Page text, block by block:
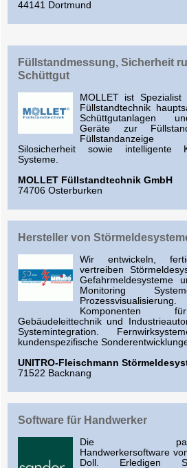
44141 Dortmund
Füllstandmessung, Sicherheit
Schüttgut
MOLLET ist Spezialist
Füllstandtechnik
Schüttgutanlagen
Geräte zur
Silosicherheit sowie intelligente
Systeme.
MOLLET Füllstandtechnik GmbH
74706 Osterburken
Hersteller von
Wir entwickeln,
vertreiben
Gefahrmeldesysteme
Monitoring
Komponenten
Gebäudeleittechnik und
Systemintegration.
kundenspezifische
UNITRO-Fleischmann
71522 Backnang
Software für Handwerker
Die
Handwerkersoftware
Doll. Erledigen